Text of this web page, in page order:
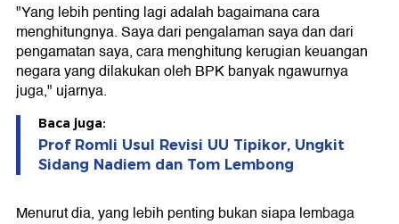
"Yang lebih penting lagi adalah bagaimana cara
menghitungnya. Saya dari pengalaman saya dan dari
pengamatan saya, cara menghitung kerugian keuangan
negara yang dilakukan oleh BPK banyak ngawurnya
juga," ujarnya.
Baca juga:
Prof Romli Usul Revisi UU Tipikor, Ungkit
Sidang Nadiem dan Tom Lembong
Menurut dia, yang lebih penting bukan siapa lembaga